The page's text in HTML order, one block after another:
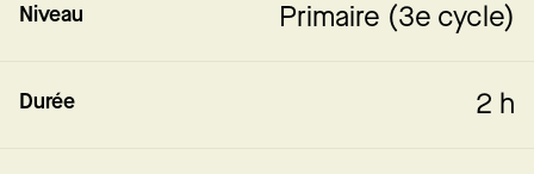
Niveau Primaire (3e cycle)
Durée 2 h